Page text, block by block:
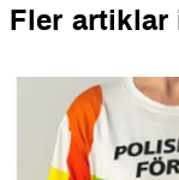
Fler artiklar